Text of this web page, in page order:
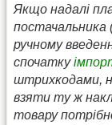
Якщо надалі
постачальника
ручному
спочатку
штрихкодами,
взяти ту ж
товару